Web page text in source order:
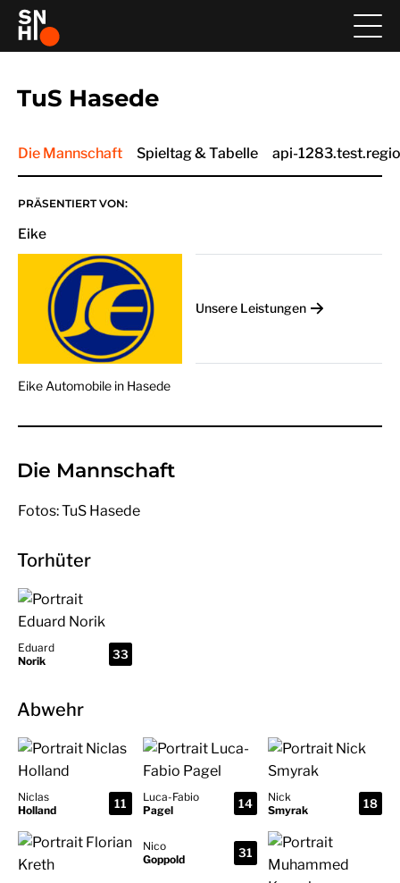
TuS Hasede
PRÄSENTIERT VON:
Eike
Unsere Leistungen
Eike Automobile in Hasede
Die Mannschaft
Fotos: TuS Hasede
Torhüter
Eduard
Norik
33
Abwehr
Niclas
Holland
11
Luca-Fabio
Pagel
14
Nick
Smyrak
18
Nico
Goppold
31
Die Mannschaft Spieltag & Tabelle api-